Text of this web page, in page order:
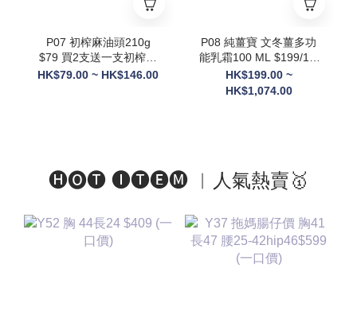
P07 初榨麻油頭210g
$79 買2支送一支初榨麻
油50g
HK$79.00 ~ HK$146.00
P08 純薑寶 文冬薑多功
能乳霜100 ML $199/1 2
件以上: $189/1 3件以
上:$179/1
HK$199.00 ~
HK$1,074.00
🅗🅞🅣 🅘🅣🅔🅜 ︱人氣熱賣🥇